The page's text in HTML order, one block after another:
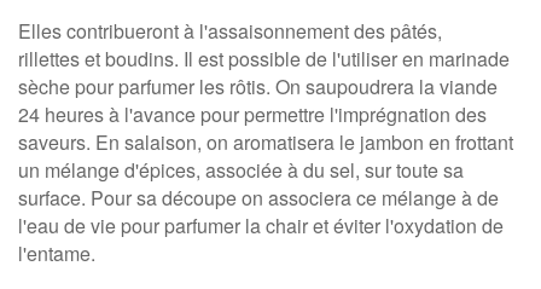
Elles contribueront à l'assaisonnement des pâtés,
rillettes et boudins. Il est possible de l'utiliser en marinade
sèche pour parfumer les rôtis. On saupoudrera la viande
24 heures à l'avance pour permettre l'imprégnation des
saveurs. En salaison, on aromatisera le jambon en frottant
un mélange d'épices, associée à du sel, sur toute sa
surface. Pour sa découpe on associera ce mélange à de
l'eau de vie pour parfumer la chair et éviter l'oxydation de
l'entame.